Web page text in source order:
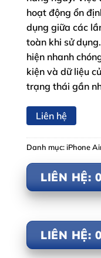
hoạt động ổn
dụng giữa các
toàn khi sử
hiện nhanh
kiện và dữ liệu
trạng thái gần
Liên hệ
Danh mục:iPhone
LIÊN HỆ:
LIÊN HỆ: